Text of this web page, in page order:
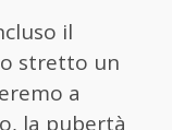
il
stretto un
a
la pubertà